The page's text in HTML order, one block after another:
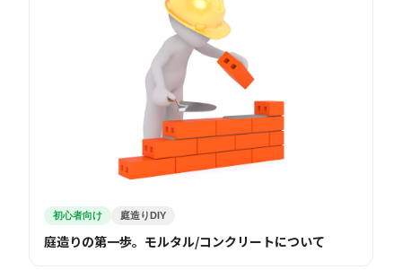
初心者向け 庭造りDIY
庭造りの第一歩。モルタル/コンクリートについて